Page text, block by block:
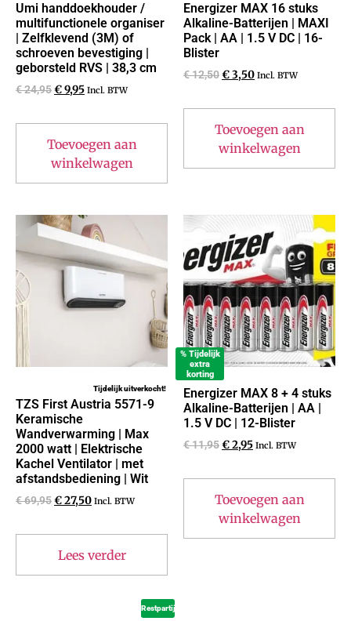
Umi handdoekhouder /
multifunctionele organiser
| Zelfklevend (3M) of
schroeven bevestiging |
geborsteld RVS | 38,3 cm
€24,95€9,95 Incl. BTW
Toevoegen aan
winkelwagen
Energizer MAX 16 stuks
Alkaline-Batterijen | MAXI
Pack | AA | 1.5 V DC | 16-
Blister
€12,50€3,50 Incl. BTW
Toevoegen aan
winkelwagen
Tijdelijk uitverkocht!
TZS First Austria 5571-9
Keramische
Wandverwarming | Max
2000 watt | Elektrische
Kachel Ventilator | met
afstandsbediening | Wit
€69,95€27,50 Incl. BTW
Lees verder
% Tijdelijk
extra
korting
Energizer MAX 8 + 4 stuks
Alkaline-Batterijen | AA |
1.5 V DC | 12-Blister
€11,95€2,95 Incl. BTW
Toevoegen aan
winkelwagen
Restpartij